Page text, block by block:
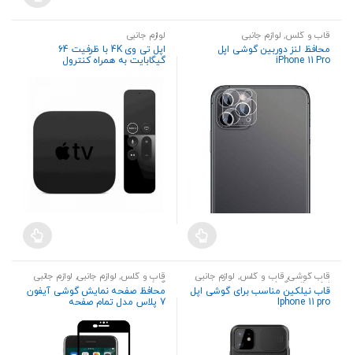
قاب و گلس, لوازم جانبی
محافظ لنز دوربین گوشی اپل
iPhone 11 Pro
لوازم جانبی
اپل تی وی 4K با ظرفیت 64
گیگابایت به همراه کنترول
قاب گوشی, قاب و گلس, لوازم جانبی,
لوازم جانبی گوشی
قاب نیلکین مناسب برای گوشی اپل
Iphone 11 pro
قاب و گلس, لوازم جانبی, لوازم جانبی
گوشی
محافظ صفحه نمایش گوشی آیفون
7 پلاس مدل تمام صفحه